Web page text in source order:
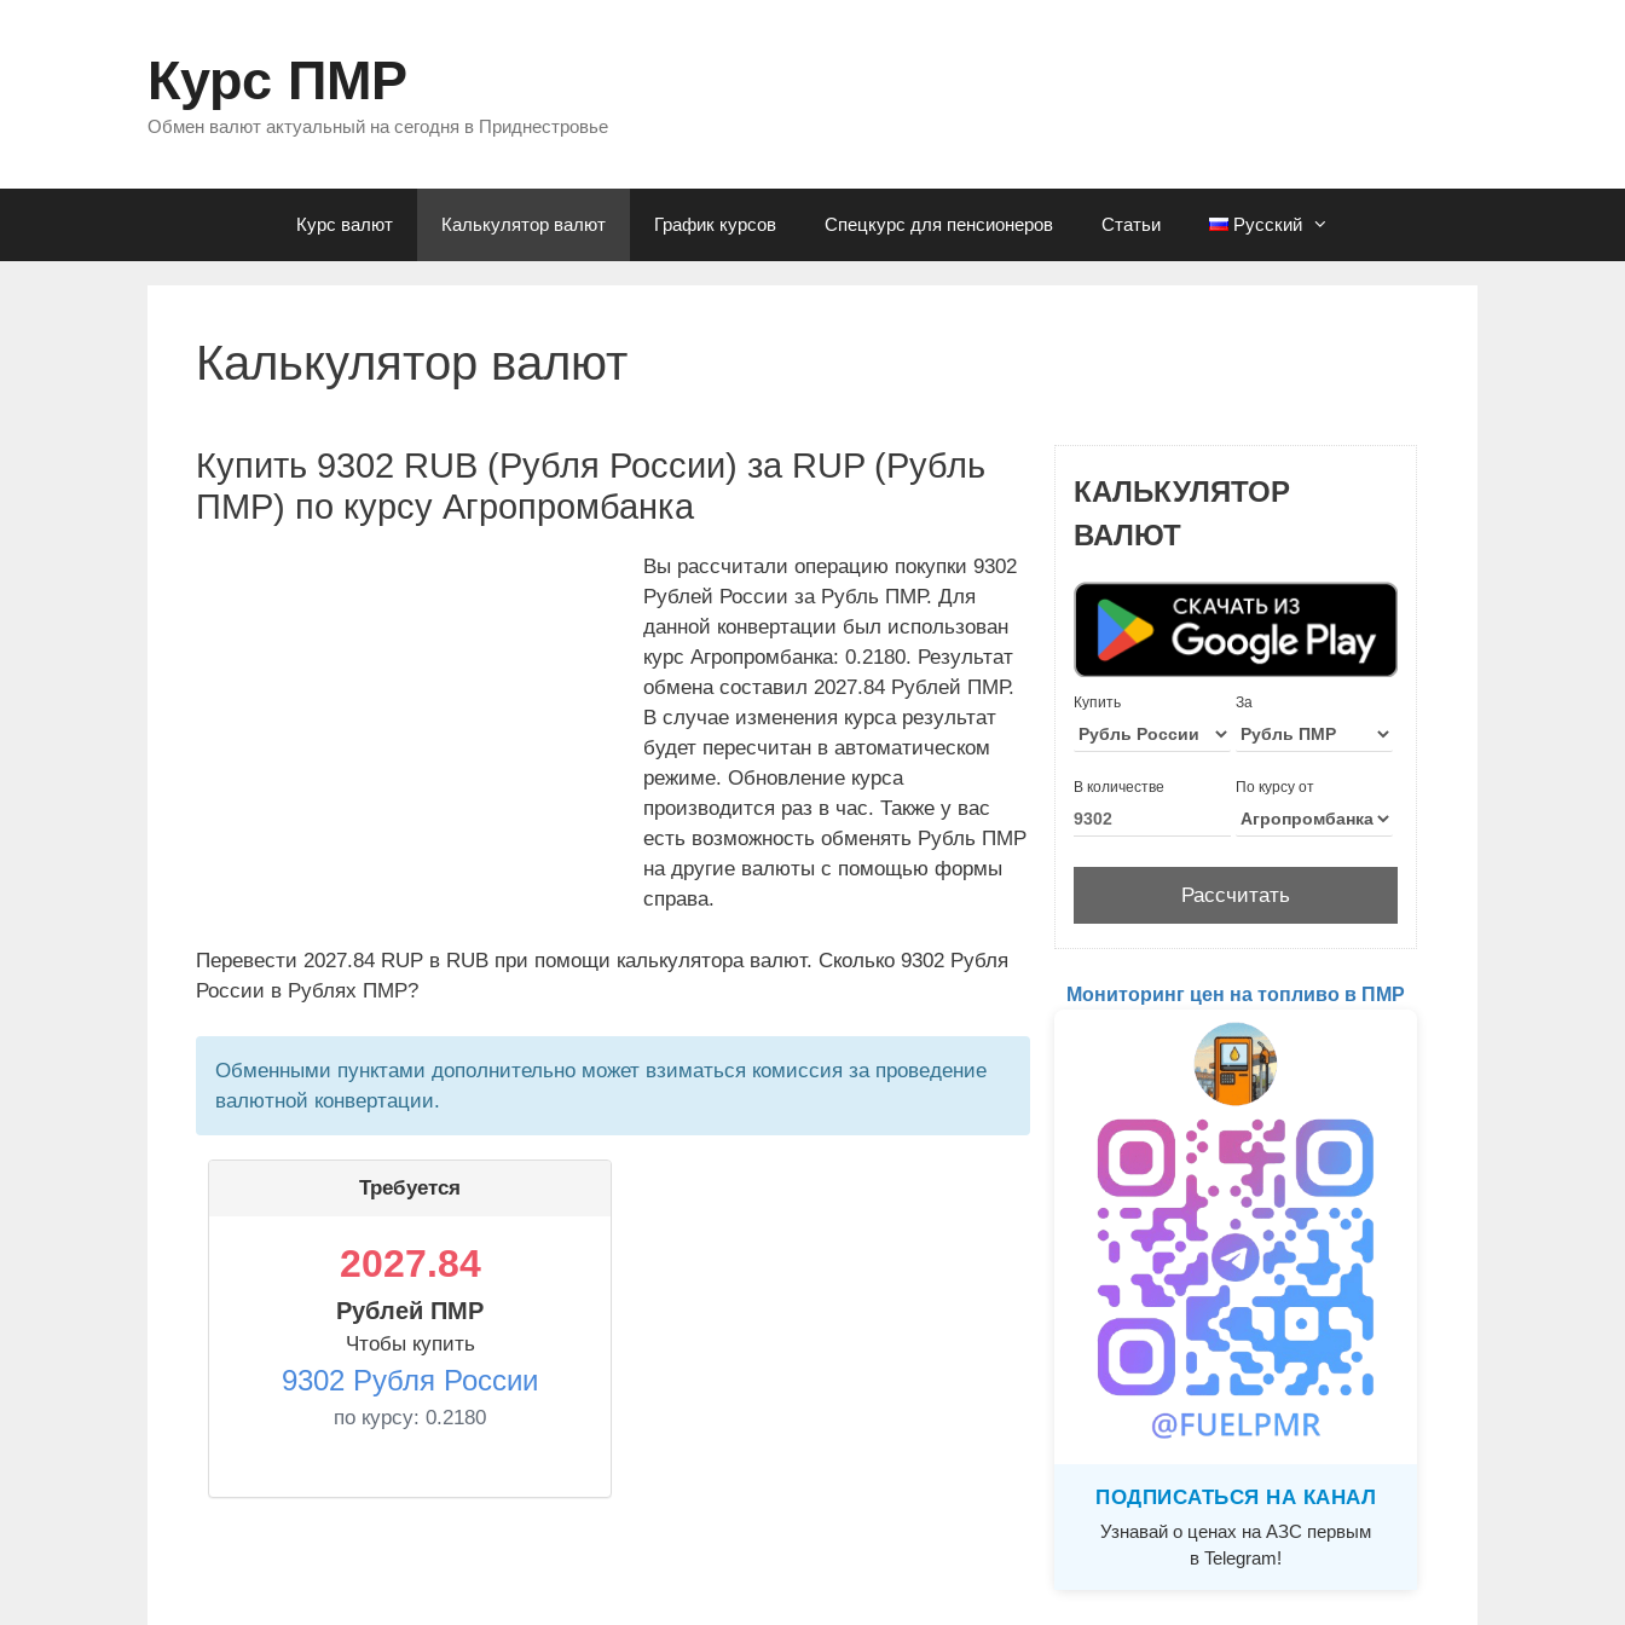
Курс ПМР
Обмен валют актуальный на сегодня в Приднестровье
Курс валют Калькулятор валют График курсов Спецкурс для пенсионеров Статьи Русский
Калькулятор валют
Купить 9302 RUB (Рубля России) за RUP (Рубль
ПМР) по курсу Агропромбанка
Вы рассчитали операцию покупки 9302
Рублей России за Рубль ПМР. Для
данной конвертации был использован
курс Агропромбанка: 0.2180. Результат
обмена составил 2027.84 Рублей ПМР.
В случае изменения курса результат
будет пересчитан в автоматическом
режиме. Обновление курса
производится раз в час. Также у вас
есть возможность обменять Рубль ПМР
на другие валюты с помощью формы
справа.
Перевести 2027.84 RUP в RUB при помощи калькулятора валют. Сколько 9302 Рубля
России в Рублях ПМР?
Обменными пунктами дополнительно может взиматься комиссия за проведение
валютной конвертации.
Требуется
2027.84
Рублей ПМР
Чтобы купить
9302 Рубля России
по курсу: 0.2180
КАЛЬКУЛЯТОР
ВАЛЮТ
Купить За
В количестве По курсу от
Мониторинг цен на топливо в ПМР
ПОДПИСАТЬСЯ НА КАНАЛ
Узнавай о ценах на АЗС первым
в Telegram!